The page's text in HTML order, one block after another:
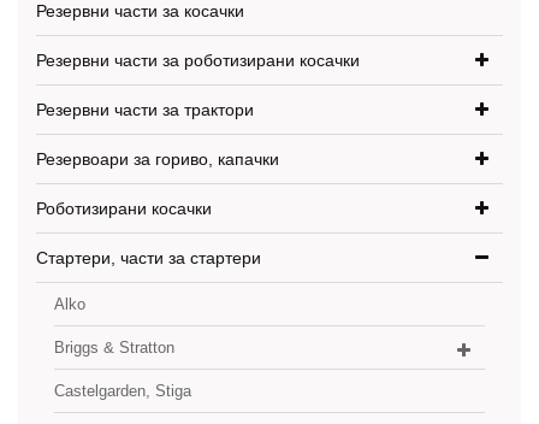
Резервни части за косачки
Резервни части за роботизирани косачки
Резервни части за трактори
Резервоари за гориво, капачки
Роботизирани косачки
Стартери, части за стартери
Alko
Briggs & Stratton
Castelgarden, Stiga